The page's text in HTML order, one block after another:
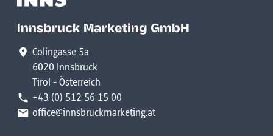
Innsbruck Marketing GmbH
Colingasse 5a
6020 Innsbruck
Tirol - Österreich
+43 (0) 512 56 15 00
office@innsbruckmarketing.at